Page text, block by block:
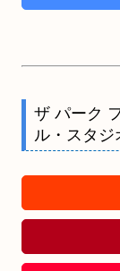
ザ パーク
ル・スタジ